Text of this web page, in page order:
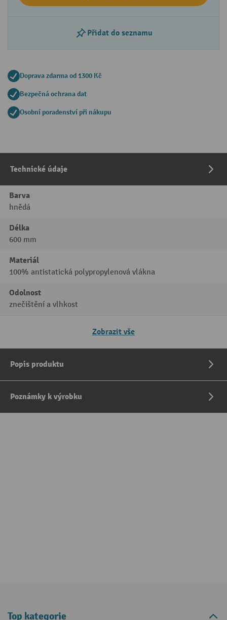
Přidat do seznamu
Doprava zdarma od 1300 Kč
Bezpečná ochrana dat
Osobní poradenství při nákupu
Technické údaje
Barva
hnědá
Délka
600 mm
Materiál
100% antistatická polypropylenová vlákna
Odolnost
znečištění a vlhkost
Zobrazit vše
Popis produktu
Poznámky k výrobku
Top kategorie